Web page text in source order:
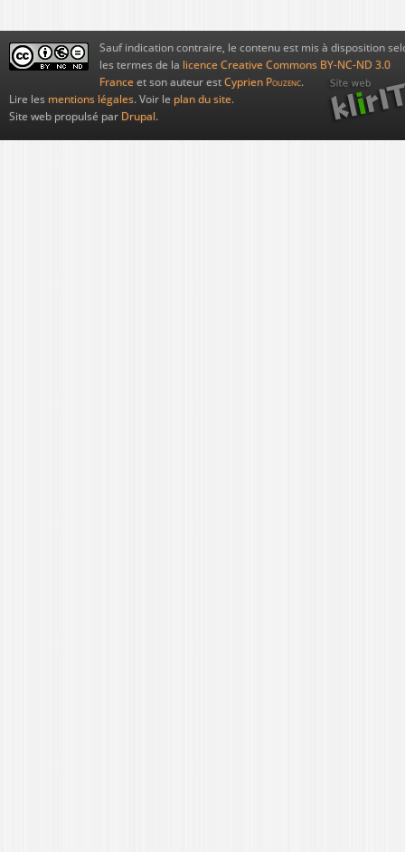
Sauf indication contraire, le contenu est mis à disposition
les termes de la licence Creative Commons BY-NC-ND 3.0
France et son auteur est Cyprien Pouzenc.
Lire les mentions légales. Voir le plan du site.
Site web propulsé par Drupal.